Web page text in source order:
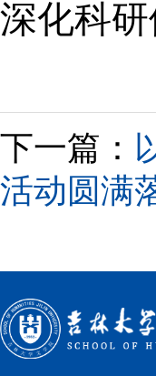
深化科
下一篇：
活动圆满